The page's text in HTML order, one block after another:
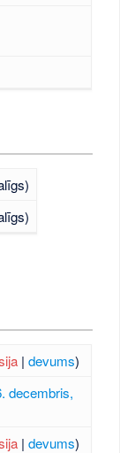
| devums)
decembris,
| devums)